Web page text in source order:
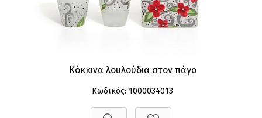
Κόκκινα λουλούδια στον πάγο
Κωδικός: 1000034013